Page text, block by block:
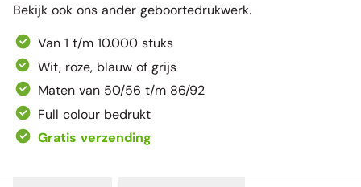
Bekijk ook ons ander geboortedrukwerk.
Van 1 t/m 10.000 stuks
Wit, roze, blauw of grijs
Maten van 50/56 t/m 86/92
Full colour bedrukt
Gratis verzending